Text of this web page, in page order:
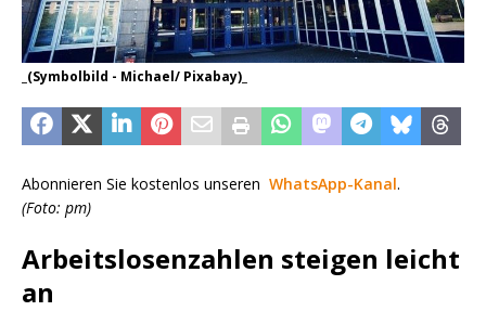
_(Symbolbild - Michael/ Pixabay)_
Abonnieren Sie kostenlos unseren WhatsApp-Kanal.
(Foto: pm)
Arbeitslosenzahlen steigen leicht
an